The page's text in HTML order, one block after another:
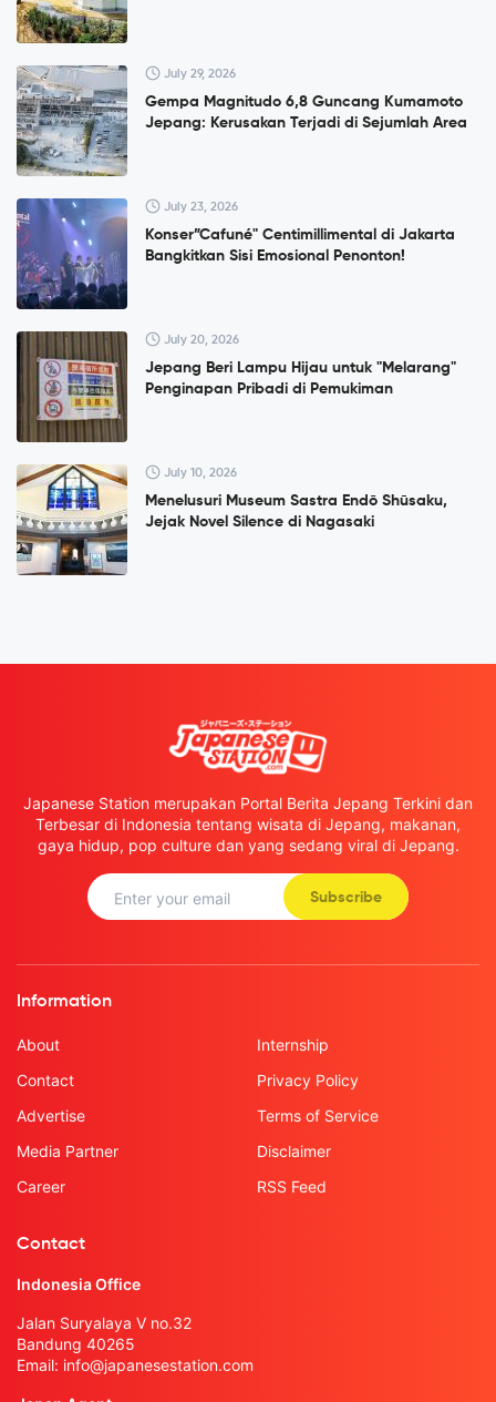
July 29, 2026
Gempa Magnitudo 6,8 Guncang Kumamoto
Jepang: Kerusakan Terjadi di Sejumlah Area
July 23, 2026
Konser”Cafuné" Centimillimental di Jakarta
Bangkitkan Sisi Emosional Penonton!
July 20, 2026
Jepang Beri Lampu Hijau untuk "Melarang"
Penginapan Pribadi di Pemukiman
July 10, 2026
Menelusuri Museum Sastra Endō Shūsaku,
Jejak Novel Silence di Nagasaki
Japanese Station merupakan Portal Berita Jepang Terkini dan
Terbesar di Indonesia tentang wisata di Jepang, makanan,
gaya hidup, pop culture dan yang sedang viral di Jepang.
Subscribe
Information
About
Contact
Advertise
Media Partner
Career
Internship
Privacy Policy
Terms of Service
Disclaimer
RSS Feed
Contact
Indonesia Office
Jalan Suryalaya V no.32
Bandung 40265
Email: info@japanesestation.com